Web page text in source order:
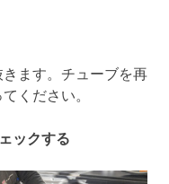
ます。チューブを再
ください。
ックする